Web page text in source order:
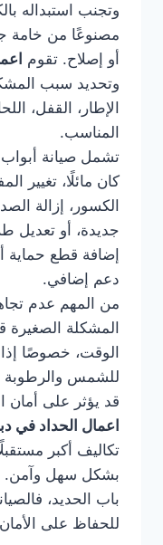
وتجنب استبداله
مصنوعًا من خامة
أو إصلاح. تقوم
وتحديد سبب
الإطار، القفل،
المناسب.
تشمل صيانة أبواب
كان مائلًا، تغيير
الكسور، إزالة
جديدة، أو تعديل
إضافة قطع حماية
دعم إضافي.
من المهم عدم
المشكلة الصغيرة
الوقت، خصوصًا
للشمس والرطوبة
قد يؤثر على أمان
اعمال الحداد في
تكاليف أكبر
بشكل سهل وآمن.
باب الحديد،
للحفاظ على